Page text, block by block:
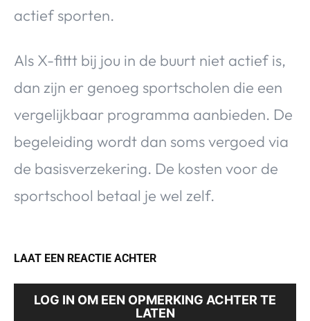
actief sporten.
Als X-fittt bij jou in de buurt niet actief is,
dan zijn er genoeg sportscholen die een
vergelijkbaar programma aanbieden. De
begeleiding wordt dan soms vergoed via
de basisverzekering. De kosten voor de
sportschool betaal je wel zelf.
LAAT EEN REACTIE ACHTER
LOG IN OM EEN OPMERKING ACHTER TE
LATEN